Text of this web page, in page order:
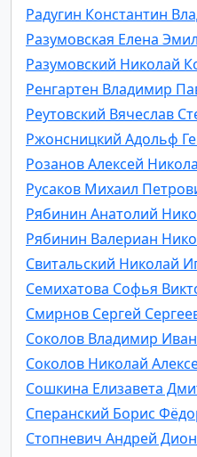
Радугин Константин
Разумовская Елена
Разумовский Николай
Ренгартен Владимир
Реутовский Вячеслав
Ржонсницкий Адольф
Розанов Алексей
Русаков Михаил
Рябинин Анатолий
Рябинин Валериан
Свитальский Николай
Семихатова Софья
Смирнов Сергей
Соколов Владимир
Соколов Николай
Сошкина Елизавета
Сперанский Борис
Стопневич Андрей